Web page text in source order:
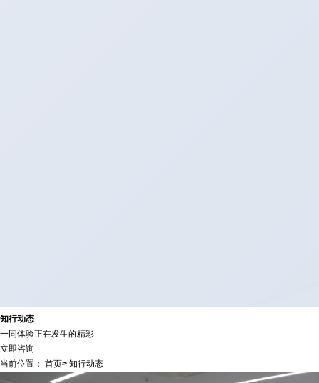
知行动态
一同体验正在发生的精彩
立即咨询
当前位置： 首页> 知行动态